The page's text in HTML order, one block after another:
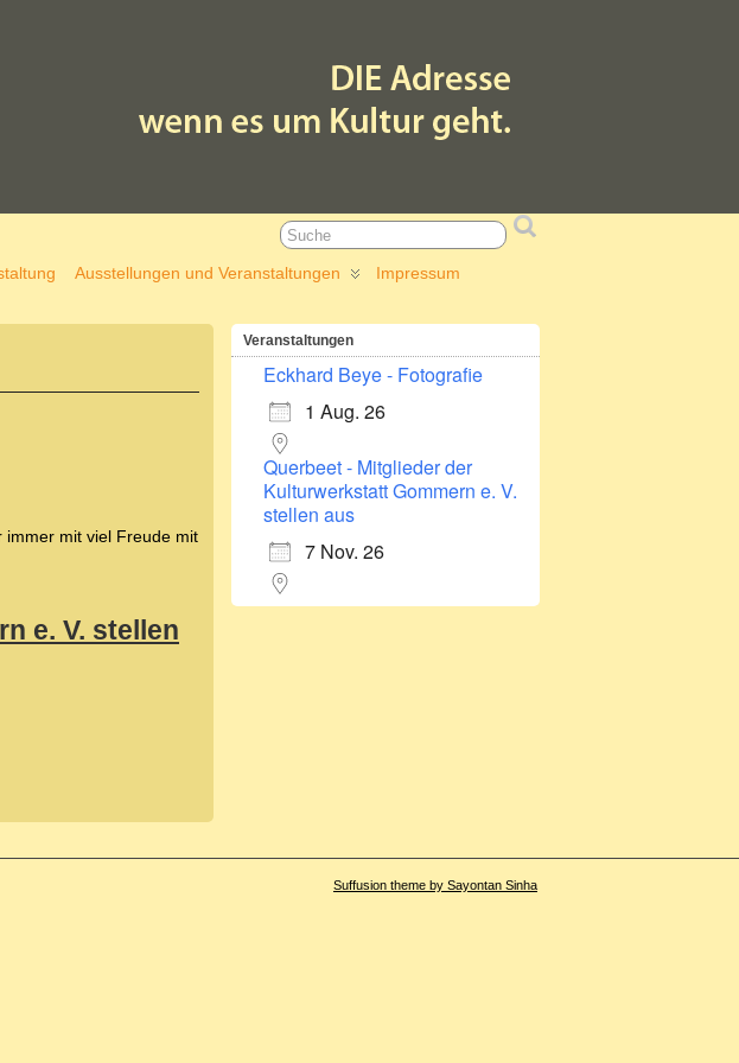
Ausstellungen und Veranstaltungen Impressum
immer mit viel Freude mit
e. V. stellen
Veranstaltungen
Eckhard Beye - Fotografie
1 Aug. 26
Querbeet - Mitglieder der
Kulturwerkstatt Gommern e. V.
stellen aus
7 Nov. 26
Suffusion theme by Sayontan Sinha